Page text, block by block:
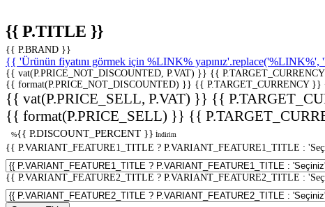
{{ P.TITLE }}
{{ P.BRAND }}
{{ 'Ürünün fiyatını görmek için %LINK%
{{ vat(P.PRICE_NOT_DISCOUNTED, P.VAT) }} {{
{{ format(P.PRICE_NOT_DISCOUNTED) }} {{ P.TARGET_CURRENCY }}
{{ vat(P.PRICE_SELL, P.VAT) }} {{
{{ format(P.PRICE_SELL) }} {{
%{{ P.DISCOUNT_PERCENT }} İndirim
{{ P.VARIANT_FEATURE1_TITLE ? P.VARIANT_FEATURE1_TITLE :
{{ P.VARIANT_FEATURE2_TITLE ? P.VARIANT_FEATURE2_TITLE :